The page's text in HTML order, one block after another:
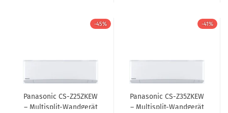
-45%
Panasonic CS-Z25ZKEW
– Multisplit-Wandgerät
-41%
Panasonic CS-Z35ZKEW
– Multisplit-Wandgerät